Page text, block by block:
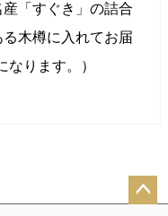
「すぐき」の詰合
木樽に入れてお届
ります。）